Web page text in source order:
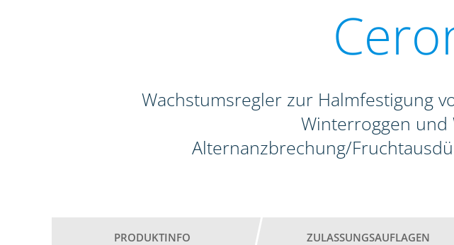
Wachstumsregler zur Halmfestigung
Winterroggen
Alternanzbrechung/
PRODUKTINFO ZULASSUNGSAUFLAGEN